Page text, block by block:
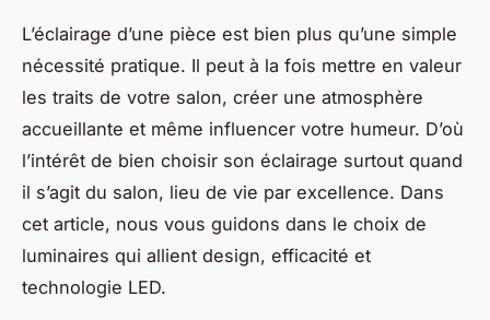
L’éclairage d’une pièce est bien plus qu’une simple
nécessité pratique. Il peut à la fois mettre en valeur
les traits de votre salon, créer une atmosphère
accueillante et même influencer votre humeur. D’où
l’intérêt de bien choisir son éclairage surtout quand
il s’agit du salon, lieu de vie par excellence. Dans
cet article, nous vous guidons dans le choix de
luminaires qui allient design, efficacité et
technologie LED.